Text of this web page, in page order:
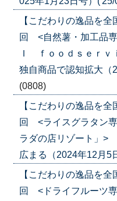
【こだわりの逸品を
回 <自然薯・加工品
Ｉ ｆｏｏｄｓｅｒ
独自商品で認知拡大（
(0808)
【こだわりの逸品を全
回 <ライスグラタン
ラダの店リゾート」>
広まる（2024年12月5
【こだわりの逸品を
回 <ドライフルーツ